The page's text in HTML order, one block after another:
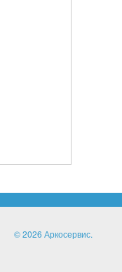
© 2026 Аркосервис.